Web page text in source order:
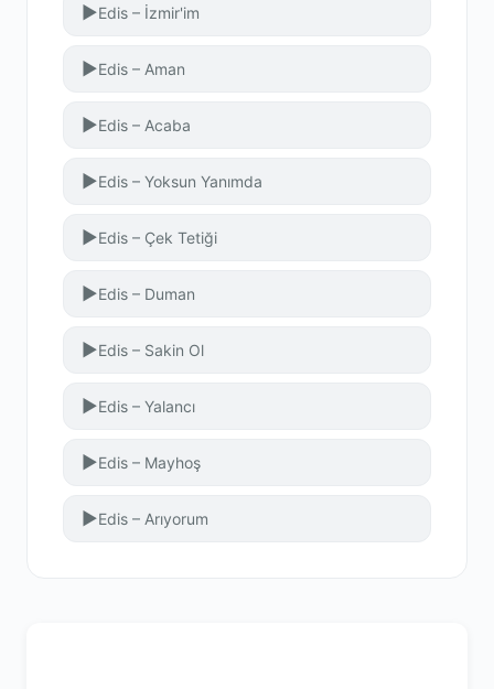
▶Edis – İzmir'im
▶Edis – Aman
▶Edis – Acaba
▶Edis – Yoksun Yanımda
▶Edis – Çek Tetiği
▶Edis – Duman
▶Edis – Sakin Ol
▶Edis – Yalancı
▶Edis – Mayhoş
▶Edis – Arıyorum